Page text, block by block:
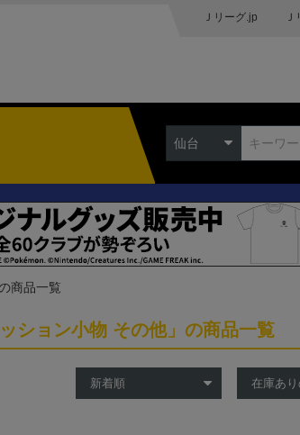
Ｊリーグ.jp
仙台
商品一覧
ション小物 その他」の商品一覧